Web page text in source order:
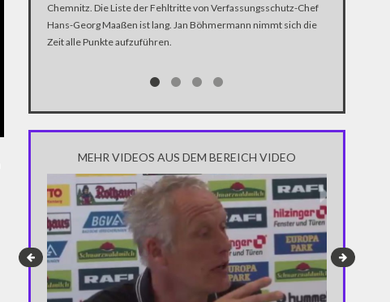
Chemnitz. Die Liste der Fehltritte von Verfassungsschutz-Chef
Hans-Georg Maaßen ist lang. Jan Böhmermann nimmt sich die
Zeit alle Punkte aufzuführen.
MEHR VIDEOS AUS DEM BEREICH VIDEO
PARLAMENT
Rund 100
der
und